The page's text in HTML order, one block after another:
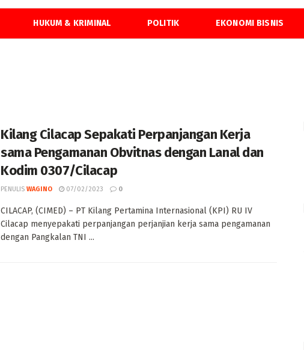
HUKUM & KRIMINAL POLITIK EKONOMI BISNIS
Kilang Cilacap Sepakati Perpanjangan Kerja
sama Pengamanan Obvitnas dengan Lanal dan
Kodim 0307/Cilacap
PENULIS WAGINO 07/02/2023 0
CILACAP, (CIMED) – PT Kilang Pertamina Internasional (KPI) RU IV
Cilacap menyepakati perpanjangan perjanjian kerja sama pengamanan
dengan Pangkalan TNI ...